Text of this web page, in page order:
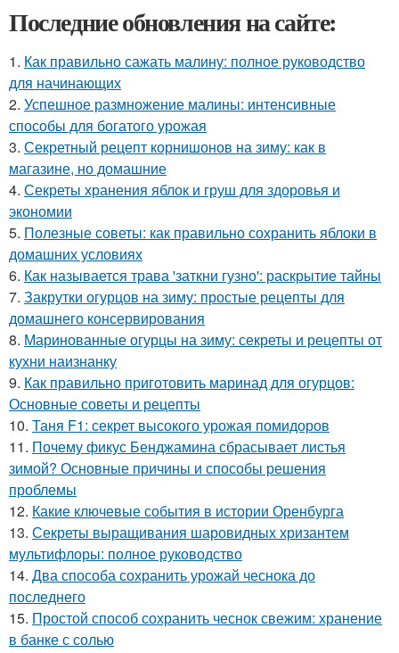
Последние обновления на сайте:
1. Как правильно сажать малину: полное руководство
для начинающих
2. Успешное размножение малины: интенсивные
способы для богатого урожая
3. Секретный рецепт корнишонов на зиму: как в
магазине, но домашние
4. Секреты хранения яблок и груш для здоровья и
экономии
5. Полезные советы: как правильно сохранить яблоки в
домашних условиях
6. Как называется трава 'заткни гузно': раскрытие тайны
7. Закрутки огурцов на зиму: простые рецепты для
домашнего консервирования
8. Маринованные огурцы на зиму: секреты и рецепты от
кухни наизнанку
9. Как правильно приготовить маринад для огурцов:
Основные советы и рецепты
10. Таня F1: секрет высокого урожая помидоров
11. Почему фикус Бенджамина сбрасывает листья
зимой? Основные причины и способы решения
проблемы
12. Какие ключевые события в истории Оренбурга
13. Секреты выращивания шаровидных хризантем
мультифлоры: полное руководство
14. Два способа сохранить урожай чеснока до
последнего
15. Простой способ сохранить чеснок свежим: хранение
в банке с солью